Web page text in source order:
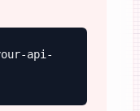
api-